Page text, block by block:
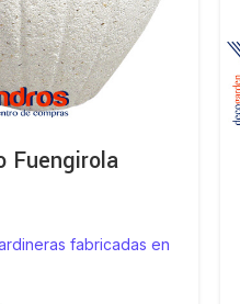
Fuengirola
fabricadas en